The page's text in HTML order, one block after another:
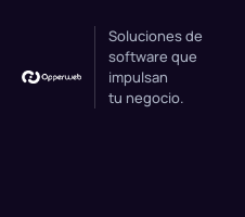
Soluciones de
software que
impulsan
tu negocio.